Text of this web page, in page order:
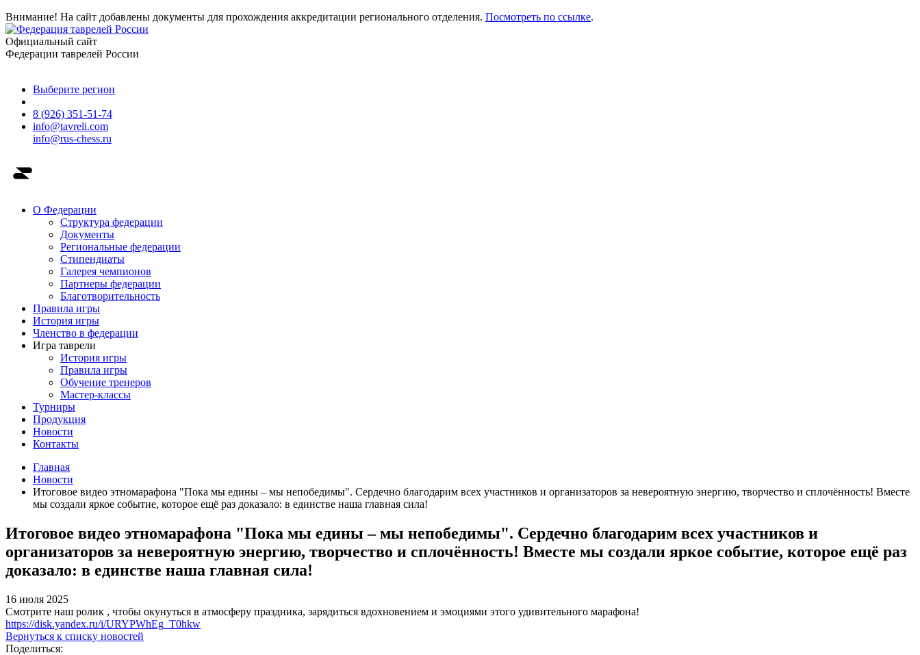
Внимание! На сайт добавлены документы для прохождения аккредитации регионального отделения. Посмотреть по ссылке.
Официальный сайт
Федерации таврелей России
Выберите регион
8 (926) 351-51-74
info@tavreli.com
info@rus-chess.ru
О Федерации
Структура федерации
Документы
Региональные федерации
Стипендиаты
Галерея чемпионов
Партнеры федерации
Благотворительность
Правила игры
История игры
Членство в федерации
Игра таврели
История игры
Правила игры
Обучение тренеров
Мастер-классы
Турниры
Продукция
Новости
Контакты
Главная
Новости
Итоговое видео этномарафона "Пока мы едины – мы непобедимы". Сердечно благодарим всех участников и организаторов за невероятную энергию, творчество и сплочённость! Вместе
мы создали яркое событие, которое ещё раз доказало: в единстве наша главная сила!
Итоговое видео этномарафона "Пока мы едины – мы непобедимы". Сердечно благодарим всех участников и
организаторов за невероятную энергию, творчество и сплочённость! Вместе мы создали яркое событие, которое ещё раз
доказало: в единстве наша главная сила!
16 июля 2025
Смотрите наш ролик , чтобы окунуться в атмосферу праздника, зарядиться вдохновением и эмоциями этого удивительного марафона!
https://disk.yandex.ru/i/URYPWhEg_T0hkw
Вернуться к списку новостей
Поделиться: